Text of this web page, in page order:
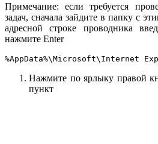
Примечание: если требуется
задач, сначала зайдите в папку с
адресной строке проводника
нажмите Enter
%AppData%\Microsoft\Internet
Нажмите по ярлыку правой
пункт